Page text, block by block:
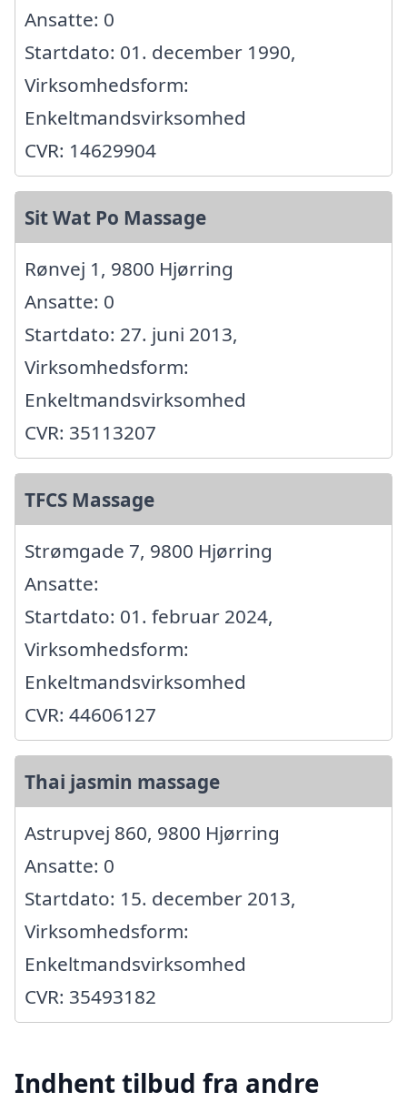
Ansatte: 0
Startdato: 01. december 1990,
Virksomhedsform:
Enkeltmandsvirksomhed
CVR: 14629904
Sit Wat Po Massage
Rønvej 1, 9800 Hjørring
Ansatte: 0
Startdato: 27. juni 2013,
Virksomhedsform:
Enkeltmandsvirksomhed
CVR: 35113207
TFCS Massage
Strømgade 7, 9800 Hjørring
Ansatte:
Startdato: 01. februar 2024,
Virksomhedsform:
Enkeltmandsvirksomhed
CVR: 44606127
Thai jasmin massage
Astrupvej 860, 9800 Hjørring
Ansatte: 0
Startdato: 15. december 2013,
Virksomhedsform:
Enkeltmandsvirksomhed
CVR: 35493182
Indhent tilbud fra andre